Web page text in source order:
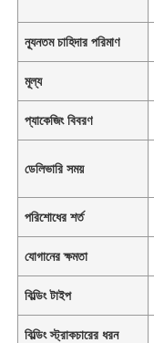
ন্যূনতম চাহিদার পরিমাণ
মূল্য
প্যাকেজিং বিবরণ
ডেলিভারি সময়
পরিশোধের শর্ত
যোগানের ক্ষমতা
বিল্ডিং টাইপ
বিল্ডিং স্ট্রাকচারের ধরন